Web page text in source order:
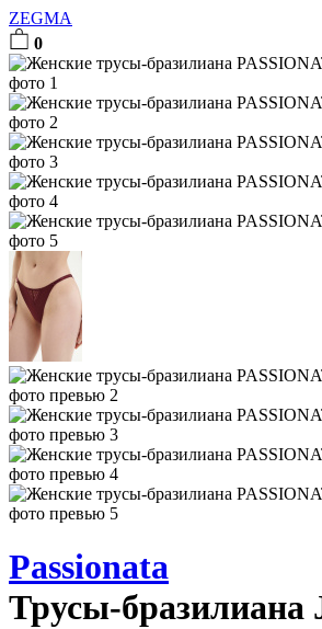
ZEGMA
0
Passionata
Трусы-бразилиана